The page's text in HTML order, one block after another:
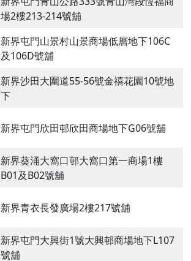
場2樓213-214號舖
新界屯門山景村山景商場低層地下106C
及106D號舖
新界沙田大圍道55-56號金禧花園10號地
下
新界屯門欣田邨欣田商場地下G06號舖
新界葵涌大窩口邨大窩口第一商場1樓
B01及B02號舖
新界青衣長發廣場2樓217號舖
新界屯門大興街1號大興邨商場地下L107
號舖